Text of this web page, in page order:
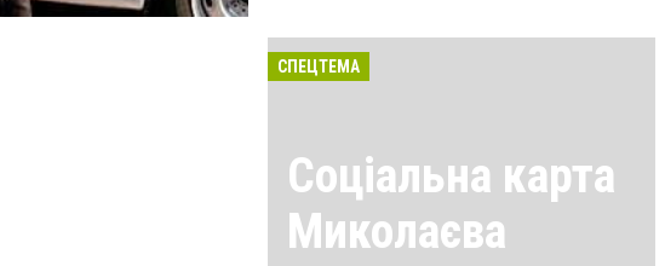
СПЕЦТЕМА
Соціальна карта
Миколаєва